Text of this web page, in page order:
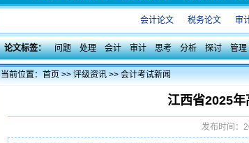
会计论文 税务论文 审
论文标签： 问题 处理 会计 审计 思考 分析 探讨 管理
当前位置：首页>>评级资讯>>会计考试新闻
江西省2025
发布时间